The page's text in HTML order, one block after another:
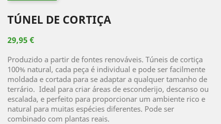
TÚNEL DE CORTIÇA
29,95 €
Produzido a partir de fontes renováveis. Túneis de cortiça
100% natural, cada peça é individual e pode ser facilmente
moldada e cortada para se adaptar a qualquer tamanho de
terrário. Ideal para criar áreas de esconderijo, descanso ou
escalada, e perfeito para proporcionar um ambiente rico e
natural para muitas espécies diferentes. Pode ser
combinado com plantas reais.